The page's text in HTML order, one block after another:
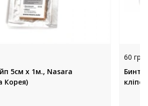
5см х 1м., Nasara
Корея)
60 грн.
Бинт